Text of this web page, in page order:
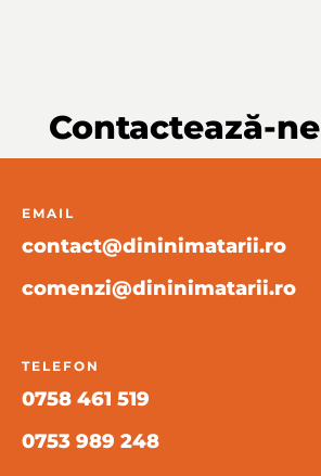
Contactează-ne
EMAIL
contact@dininimatarii.ro
comenzi@dininimatarii.ro
TELEFON
0758 461 519
0753 989 248